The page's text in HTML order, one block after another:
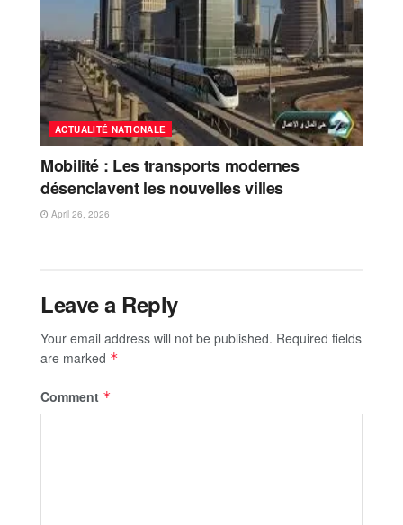
ACTUALITÉ NATIONALE
Mobilité : Les transports modernes
désenclavent les nouvelles villes
April 26, 2026
Leave a Reply
Your email address will not be published. Required fields
are marked *
Comment *